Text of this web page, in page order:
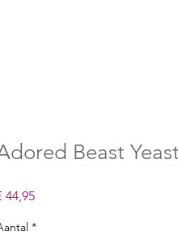
Beast
44,95Prijs
*